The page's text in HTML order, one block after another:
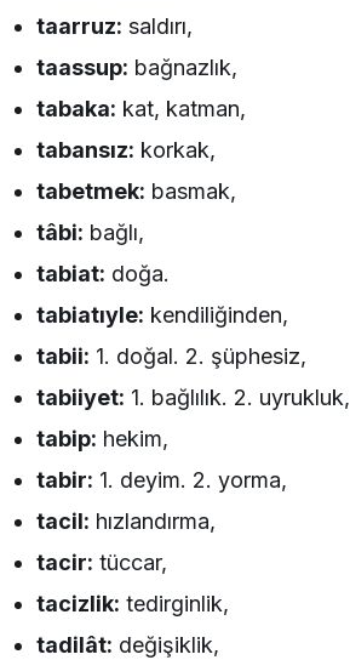
taarruz: saldırı,
taassup: bağnazlık,
tabaka: kat, katman,
tabansız: korkak,
tabetmek: basmak,
tâbi: bağlı,
tabiat: doğa.
tabiatıyle: kendiliğinden,
tabii: 1. doğal. 2. şüphesiz,
tabiiyet: 1. bağlılık. 2. uyrukluk,
tabip: hekim,
tabir: 1. deyim. 2. yorma,
tacil: hızlandırma,
tacir: tüccar,
tacizlik: tedirginlik,
tadilât: değişiklik,